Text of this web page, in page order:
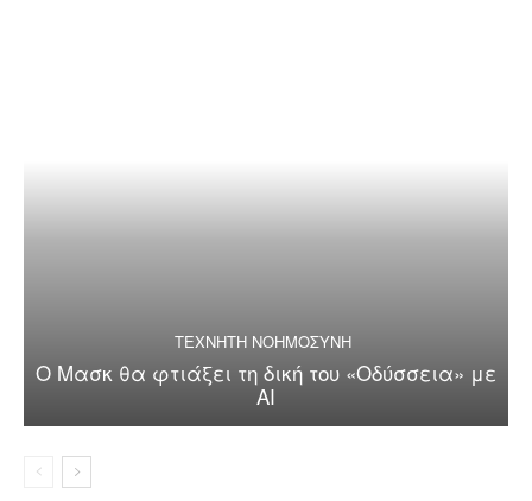
ΤΕΧΝΗΤΗ ΝΟΗΜΟΣΥΝΗ
Ο Μασκ θα φτιάξει τη δική του «Οδύσσεια» με
AI